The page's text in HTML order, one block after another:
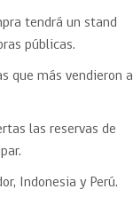
tendrá un stand
públicas.
que más vendieron a
las reservas de
Indonesia y Perú.